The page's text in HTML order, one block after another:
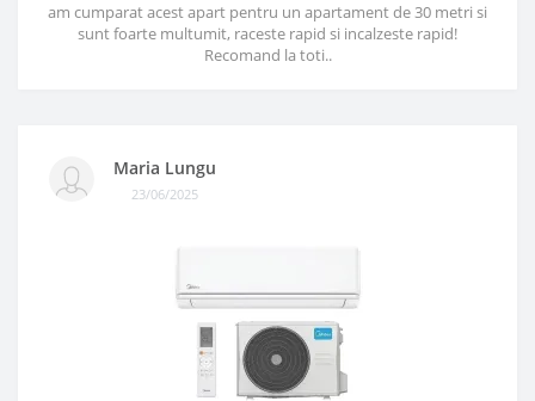
am cumparat acest apart pentru un apartament de 30 metri si
sunt foarte multumit, raceste rapid si incalzeste rapid!
Recomand la toti..
Maria Lungu
23/06/2025